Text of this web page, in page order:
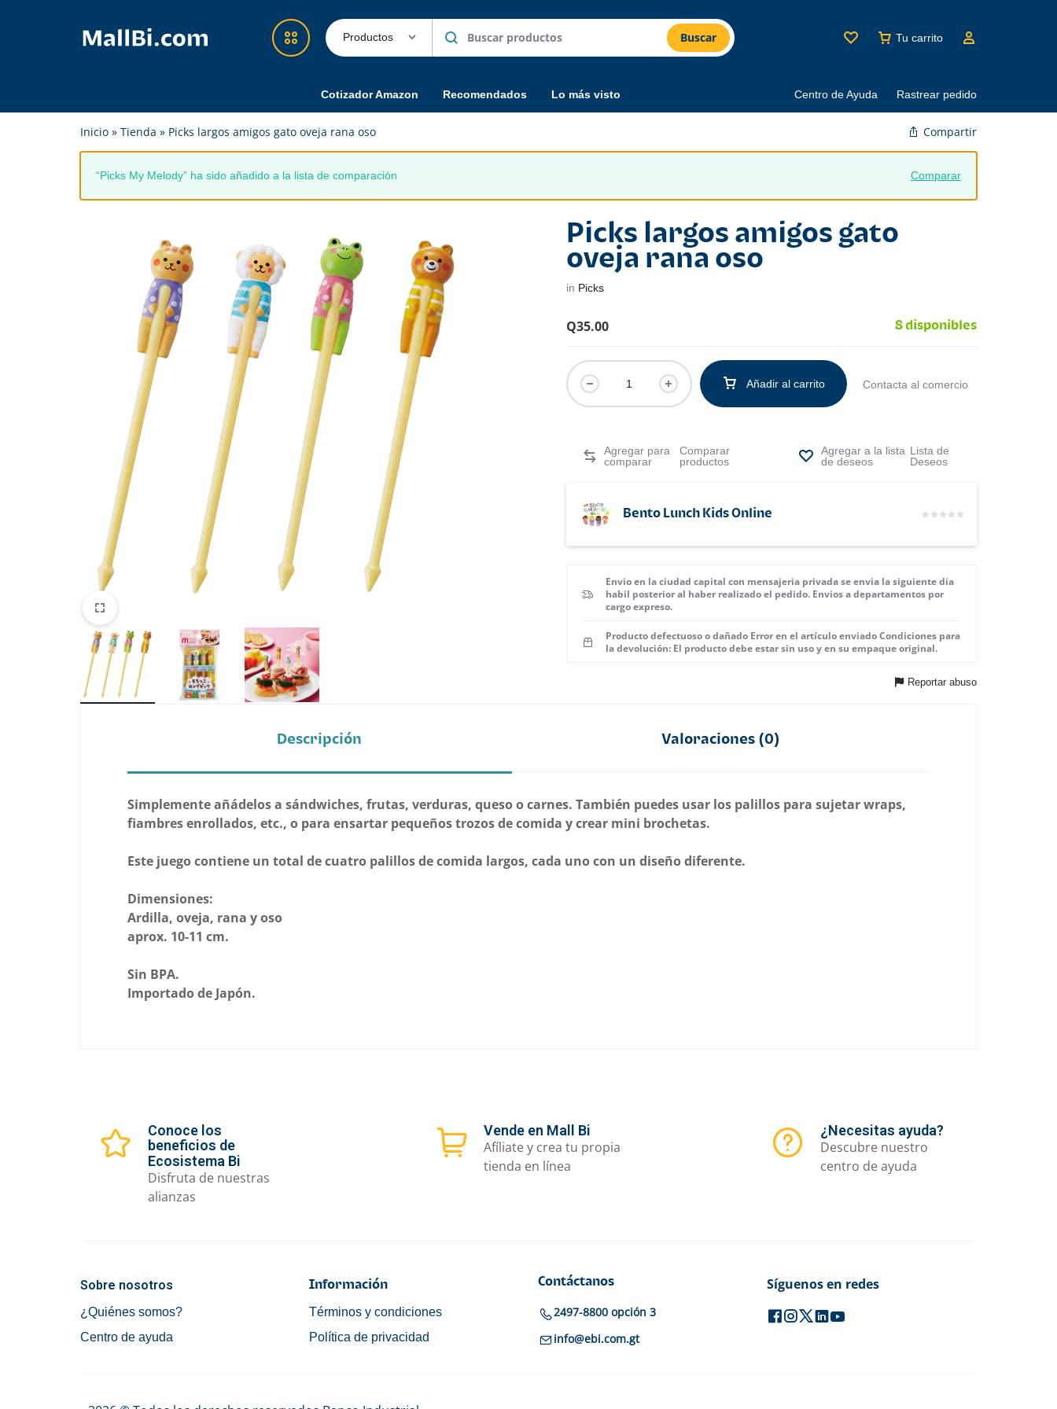
en
Línea
Guatemala
y
confiable
en
Recargas y Superpacks
Eventos
Feria
Alimentos
Belleza
Electrónicos y Accesorios
Ver más categorías
Buscar Tu carrito
Cotizador Amazon Recomendados Lo más visto Centro de Ayuda Rastrear pedido
Inicio » Tienda » Picks largos amigos gato oveja rana oso Compartir
Comparar
“Picks My Melody” ha sido añadido a la lista de comparación
Picks largos amigos gato
oveja rana oso
in Picks
Q35.00 8 disponibles
Añadir al carrito Contacta al comercio
Comparar
productos
Lista de
Deseos
Bento Lunch Kids Online
Envio en la ciudad capital con mensajeria privada se envia la siguiente dia
habil posterior al haber realizado el pedido. Envios a departamentos por
cargo expreso.
Producto defectuoso o dañado Error en el artículo enviado Condiciones para
la devolución: El producto debe estar sin uso y en su empaque original.
Reportar abuso
Descripción Valoraciones (0)
Simplemente añádelos a sándwiches, frutas, verduras, queso o carnes. También puedes usar los palillos para sujetar wraps,
fiambres enrollados, etc., o para ensartar pequeños trozos de comida y crear mini brochetas.
Este juego contiene un total de cuatro palillos de comida largos, cada uno con un diseño diferente.
Dimensiones:
Ardilla, oveja, rana y oso
aprox. 10-11 cm.
Sin BPA.
Importado de Japón.
Conoce los
beneficios de
Ecosistema Bi
Disfruta de nuestras
alianzas
Vende en Mall Bi
Afíliate y crea tu propia
tienda en línea
¿Necesitas ayuda?
Descubre nuestro
centro de ayuda
Sobre nosotros
¿Quiénes somos?
Centro de ayuda
Información
Términos y condiciones
Política de privacidad
Contáctanos
2497-8800 opción 3
info@ebi.com.gt
Síguenos en redes